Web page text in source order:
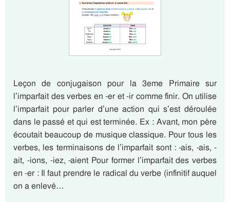
Leçon de conjugaison pour la 3eme Primaire sur
l’imparfait des verbes en -er et -ir comme finir. On utilise
l’imparfait pour parler d’une action qui s’est déroulée
dans le passé et qui est terminée. Ex : Avant, mon père
écoutait beaucoup de musique classique. Pour tous les
verbes, les terminaisons de l’imparfait sont : -ais, -ais, -
ait, -ions, -iez, -aient Pour former l’imparfait des verbes
en -er : Il faut prendre le radical du verbe (infinitif auquel
on a enlevé…